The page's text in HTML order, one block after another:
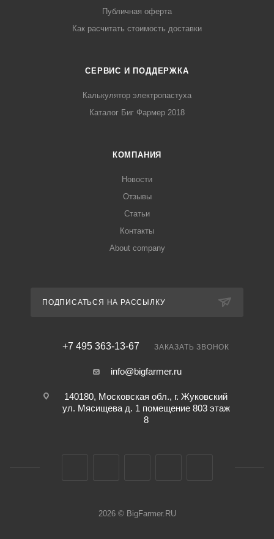
Публичная оферта
Как расчитать стоимость доставки
СЕРВИС И ПОДДЕРЖКА
Калькулятор электропастуха
Каталог Биг Фармер 2018
КОМПАНИЯ
Новости
Отзывы
Статьи
Контакты
About company
ПОДПИСАТЬСЯ НА РАССЫЛКУ
+7 495 363-13-67 ЗАКАЗАТЬ ЗВОНОК
info@bigfarmer.ru
140180, Московская обл., г. Жуковский
ул. Мясищева д. 1 помещение 803 этаж
8
2026 © BigFarmer.RU